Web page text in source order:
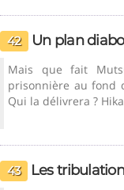
42 Un plan
Mais que fait
prisonnière au fond
Qui la délivrera ?
43 Les